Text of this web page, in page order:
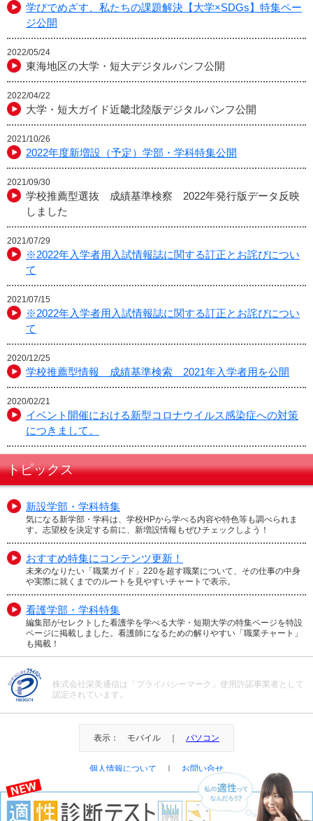
学びでめざす、私たちの課題解決【大学×SDGs】特集ペー
ジ公開
2022/05/24
東海地区の大学・短大デジタルパンフ公開
2022/04/22
大学・短大ガイド近畿北陸版デジタルパンフ公開
2021/10/26
2022年度新増設（予定）学部・学科特集公開
2021/09/30
学校推薦型選抜 成績基準検察 2022年発行版データ反映
しました
2021/07/29
※2022年入学者用入試情報誌に関する訂正とお詫びについ
て
2021/07/15
※2022年入学者用入試情報誌に関する訂正とお詫びについ
て
2020/12/25
学校推薦型情報 成績基準検索 2021年入学者用を公開
2020/02/21
イベント開催における新型コロナウイルス感染症への対策
につきまして。
トピックス
新設学部・学科特集
気になる新学部・学科は、学校HPから学べる内容や特色等も調べられま
す。志望校を決定する前に、新増設情報もぜひチェックしよう！
おすすめ特集にコンテンツ更新！
未来のなりたい「職業ガイド」220を超す職業について、その仕事の中身
や実際に就くまでのルートを見やすいチャートで表示。
看護学部・学科特集
編集部がセレクトした看護学を学べる大学・短期大学の特集ページを特設
ページに掲載しました。看護師になるための解りやすい「職業チャート」
も掲載！
株式会社栄美通信は「プライバシーマーク」使用許諾事業者として
認定されています。
表示： モバイル ｜ パソコン
個人情報について お問い合せ
＠Eibi Tsushin All Right Reserved.